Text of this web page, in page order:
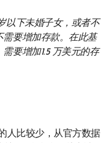
以下未婚子女，或者不
需要增加存款。在此基
要增加1.5 万美元的存
人比较少，从官方数据